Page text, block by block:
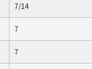
7/14
7
7